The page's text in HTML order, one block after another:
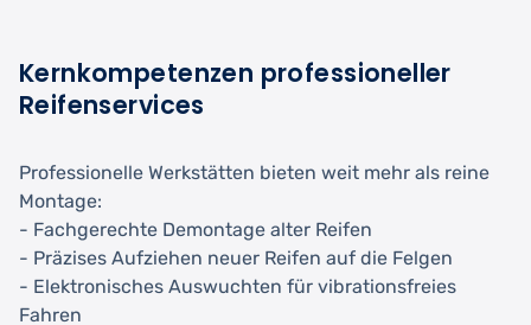
Kernkompetenzen professioneller
Reifenservices
Professionelle Werkstätten bieten weit mehr als reine
Montage:
- Fachgerechte Demontage alter Reifen
- Präzises Aufziehen neuer Reifen auf die Felgen
- Elektronisches Auswuchten für vibrationsfreies
Fahren